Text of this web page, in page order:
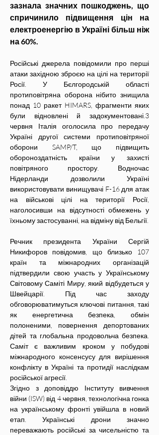
зазнала значних пошкоджень, що
спричинило підвищення цін на
електроенергію в Україні більш ніж
на 60%.
Російські джерела повідомили про перші
атаки західною зброєю на цілі на території
Росії. У Бєлгородській області
протиповітряна оборона нібито знищила
понад 10 ракет HIMARS, фрагменти яких
були відновлені й задокументовані.3
червня Італія оголосила про передачу
Україні другої системи протиповітряної
оборони SAMP/T, що підвищить
обороноздатність країни у захисті
повітряного простору. Водночас
Нідерланди дозволили Україні
використовувати винищувачі F-16 для атак
на військові цілі на території Росії,
наголосивши на відсутності обмежень у
їхньому застосуванні, на відміну від Бельгії.
Речник президента України Сергій
Никифоров повідомив, що близько 107
країн та міжнародних організацій
підтвердили свою участь у Українському
Світовому Саміті Миру, який відбудеться у
Швейцарії. Під час заходу
обговорюватимуться ключові питання, такі
як енергетична безпека, обмін
полоненими, повернення депортованих
дітей та глобальна продовольча безпека.
Саміт є важливим кроком у побудові
міжнародного консенсусу для вирішення
конфлікту в Україні та протидії наслідкам
російської агресії.
Згідно з доповіддю Інституту вивчення
війни (ISW) від 4 червня, технологічна гонка
на українському фронті увійшла в новий
етап. Українські дрони значно
переважають російські за чисельністю та